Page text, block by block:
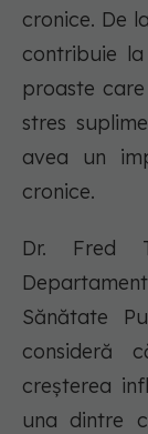
cronice. De
contribuie
proaste
stres
avea un
cronice.
Dr. Fred
Sănătate
consideră
creșterea
una dintre